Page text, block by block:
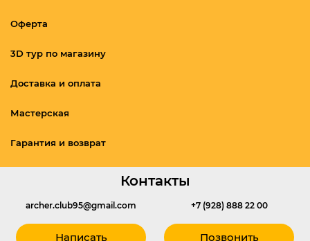
Оферта
3D тур по магазину
Доставка и оплата
Мастерская
Гарантия и возврат
Контакты
archer.club95@gmail.com
Написать
+7 (928) 888 22 00
Позвонить